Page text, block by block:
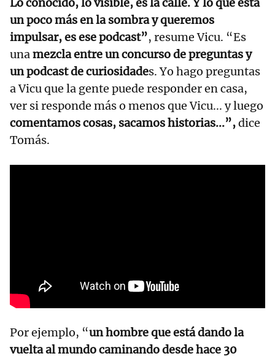
Lo conocido, lo visible, es la calle. Y lo que está
un poco más en la sombra y queremos
impulsar, es ese podcast”, resume Vicu. “Es
unamezcla entre un concurso de preguntas y
un podcast de curiosidades. Yo hago preguntas
a Vicu que la gente puede responder en casa,
ver si responde más o menos que Vicu... y luego
comentamos cosas, sacamos historias...”,dice
Tomás.
Por ejemplo, “un hombre que está dando la
vuelta al mundo caminando desde hace 30